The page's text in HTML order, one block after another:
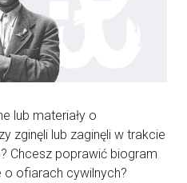
lub materiały o
zginęli lub zaginęli w trakcie
Chcesz poprawić biogram
ofiarach cywilnych?